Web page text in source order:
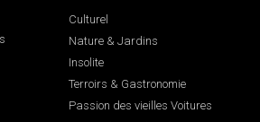
Culturel
Nature & Jardins
Insolite
Terroirs & Gastronomie
Passion des vieilles Voitures